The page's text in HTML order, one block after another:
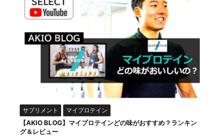
サプリメント マイプロテイン
【AKIO BLOG】マイプロテインどの味がおすすめ？ランキン
グ＆レビュー